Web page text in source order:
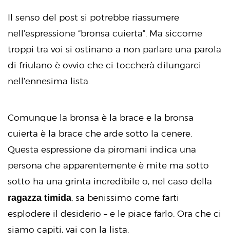
Il senso del post si potrebbe riassumere
nell’espressione “bronsa cuierta”. Ma siccome
troppi tra voi si ostinano a non parlare una parola
di friulano è ovvio che ci toccherà dilungarci
nell’ennesima lista.
Comunque la bronsa è la brace e la bronsa
cuierta è la brace che arde sotto la cenere.
Questa espressione da piromani indica una
persona che apparentemente è mite ma sotto
sotto ha una grinta incredibile o, nel caso della
ragazza timida, sa benissimo come farti
esplodere il desiderio – e le piace farlo. Ora che ci
siamo capiti, vai con la lista.